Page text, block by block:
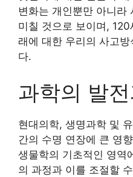
변화는 개인뿐만 아니라
미칠 것으로 보이며,
래에 대한 우리의 사고
다.
과학의 발
현대의학, 생명과학 및
간의 수명 연장에 큰 영
생물학의 기초적인 영역
의 과정과 이를 조절할